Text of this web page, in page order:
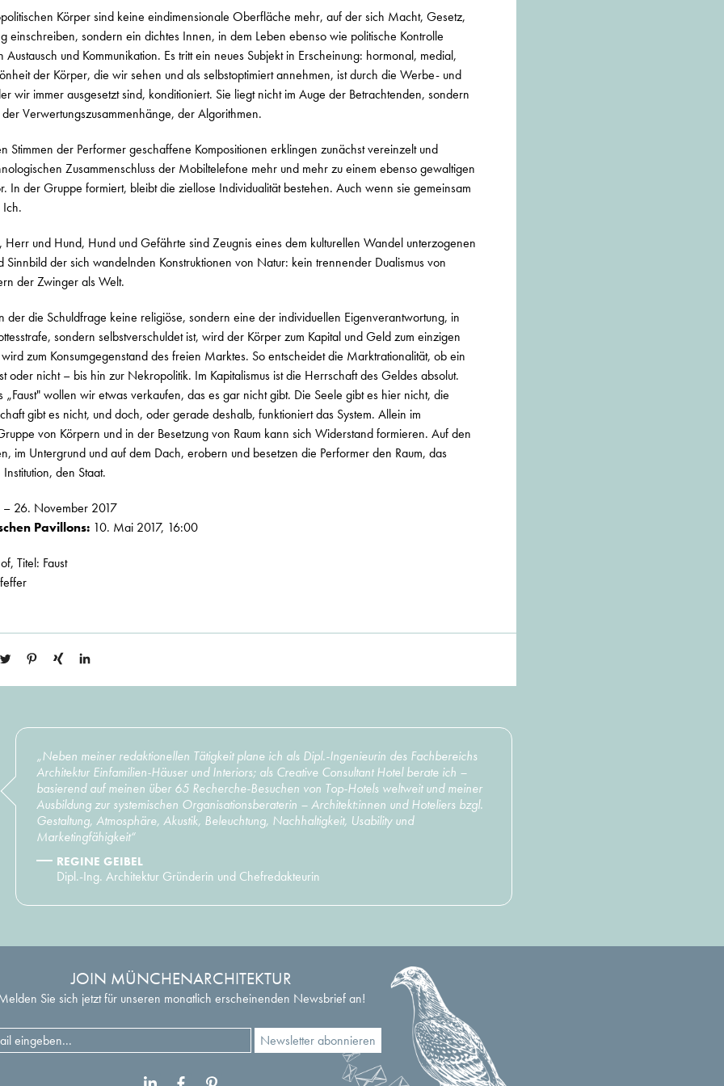
Körper sind keine eindimensionale Oberfläche mehr, auf der sich Macht, Gesetz,
einschreiben, sondern ein dichtes Innen, in dem Leben ebenso wie politische Kontrolle
Austausch und Kommunikation. Es tritt ein neues Subjekt in Erscheinung: hormonal, medial,
der Körper, die wir sehen und als selbstoptimiert annehmen, ist durch die Werbe- und
wir immer ausgesetzt sind, konditioniert. Sie liegt nicht im Auge der Betrachtenden, sondern
Verwertungszusammenhänge, der Algorithmen.
Stimmen der Performer geschaffene Kompositionen erklingen zunächst vereinzelt und
Zusammenschluss der Mobiltelefone mehr und mehr zu einem ebenso gewaltigen
In der Gruppe formiert, bleibt die ziellose Individualität bestehen. Auch wenn sie gemeinsam
und Hund, Hund und Gefährte sind Zeugnis eines dem kulturellen Wandel unterzogenen
Sinnbild der sich wandelnden Konstruktionen von Natur: kein trennender Dualismus von
der Zwinger als Welt.
der die Schuldfrage keine religiöse, sondern eine der individuellen Eigenverantwortung, in
sondern selbstverschuldet ist, wird der Körper zum Kapital und Geld zum einzigen
zum Konsumgegenstand des freien Marktes. So entscheidet die Marktrationalität, ob ein
oder nicht – bis hin zur Nekropolitik. Im Kapitalismus ist die Herrschaft des Geldes absolut.
wollen wir etwas verkaufen, das es gar nicht gibt. Die Seele gibt es hier nicht, die
gibt es nicht, und doch, oder gerade deshalb, funktioniert das System. Allein im
von Körpern und in der Besetzung von Raum kann sich Widerstand formieren. Auf den
im Untergrund und auf dem Dach, erobern und besetzen die Performer den Raum, das
den Staat.
26. November 2017
Pavillons: 10. Mai 2017, 16:00
Titel: Faust
„Neben meiner redaktionellen Tätigkeit plane ich als Dipl.-Ingenieurin des Fachbereichs
Architektur Einfamilien-Häuser und Interiors; als Creative Consultant Hotel berate ich –
basierend auf meinen über 65 Recherche-Besuchen von Top-Hotels weltweit und meiner
Ausbildung zur systemischen Organisationsberaterin – Architekt:innen und Hoteliers bzgl.
Gestaltung, Atmosphäre, Akustik, Beleuchtung, Nachhaltigkeit, Usability und
Marketingfähigkeit“
REGINE GEIBEL
Dipl.-Ing. Architektur Gründerin und Chefredakteurin
JOIN MÜNCHENARCHITEKTUR
Sie sich jetzt für unseren monatlich erscheinenden Newsbrief an!